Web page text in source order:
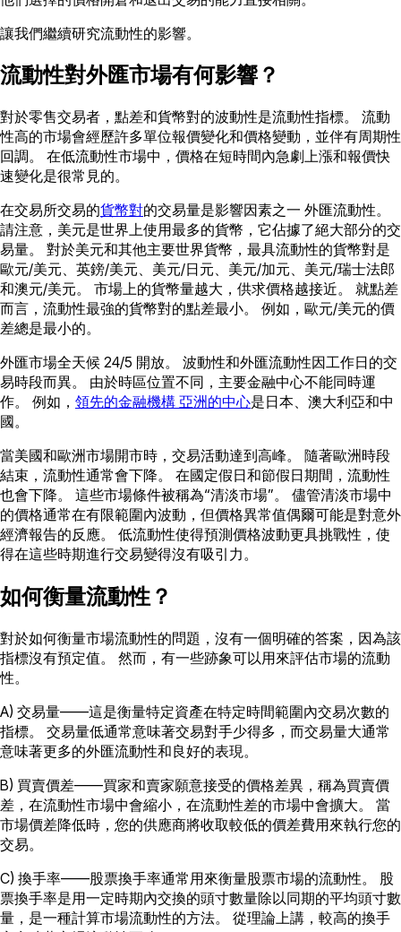
讓我們繼續研究流動性的影響。
流動性對外匯市場有何影響？
對於零售交易者，點差和貨幣對的波動性是流動性指標。 流動
性高的市場會經歷許多單位報價變化和價格變動，並伴有周期性
回調。 在低流動性市場中，價格在短時間內急劇上漲和報價快
速變化是很常見的。
在交易所交易的貨幣對的交易量是影響因素之一 外匯流動性。
請注意，美元是世界上使用最多的貨幣，它佔據了絕大部分的交
易量。 對於美元和其他主要世界貨幣，最具流動性的貨幣對是
歐元/美元、英鎊/美元、美元/日元、美元/加元、美元/瑞士法郎
和澳元/美元。 市場上的貨幣量越大，供求價格越接近。 就點差
而言，流動性最強的貨幣對的點差最小。 例如，歐元/美元的價
差總是最小的。
外匯市場全天候 24/5 開放。 波動性和外匯流動性因工作日的交
易時段而異。 由於時區位置不同，主要金融中心不能同時運
作。 例如， 領先的金融機構 亞洲的中心是日本、澳大利亞和中
國。
當美國和歐洲市場開市時，交易活動達到高峰。 隨著歐洲時段
結束，流動性通常會下降。 在國定假日和節假日期間，流動性
也會下降。 這些市場條件被稱為“清淡市場”。 儘管清淡市場中
的價格通常在有限範圍內波動，但價格異常值偶爾可能是對意外
經濟報告的反應。 低流動性使得預測價格波動更具挑戰性，使
得在這些時期進行交易變得沒有吸引力。
如何衡量流動性？
對於如何衡量市場流動性的問題，沒有一個明確的答案，因為該
指標沒有預定值。 然而，有一些跡象可以用來評估市場的流動
性。
A) 交易量——這是衡量特定資產在特定時間範圍內交易次數的
指標。 交易量低通常意味著交易對手少得多，而交易量大通常
意味著更多的外匯流動性和良好的表現。
B) 買賣價差——買家和賣家願意接受的價格差異，稱為買賣價
差，在流動性市場中會縮小，在流動性差的市場中會擴大。 當
市場價差降低時，您的供應商將收取較低的價差費用來執行您的
交易。
C) 換手率——股票換手率通常用來衡量股票市場的流動性。 股
票換手率是用一定時期內交換的頭寸數量除以同期的平均頭寸數
量，是一種計算市場流動性的方法。 從理論上講，較高的換手